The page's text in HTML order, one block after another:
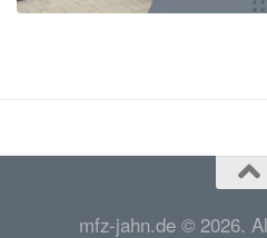
mfz-jahn.de © 2026.